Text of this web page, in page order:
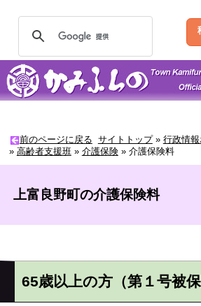
前のページに戻る サイトトップ» 行政情
» 高齢者支援班» 介護保険» 介護保険料
上富良野町の介護保険料
65歳以上の方（第１号被